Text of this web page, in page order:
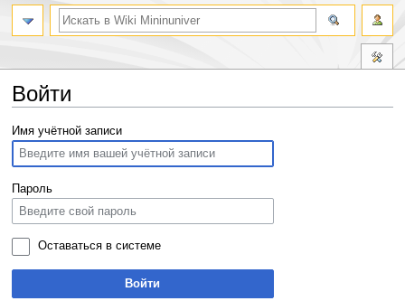
Войти
Перейти
навигации
Перейти
поиску
Имя учётной записи
Пароль
Оставаться в системе
Войти